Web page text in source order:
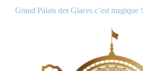
Grand Palais des Glaces c’est magique !